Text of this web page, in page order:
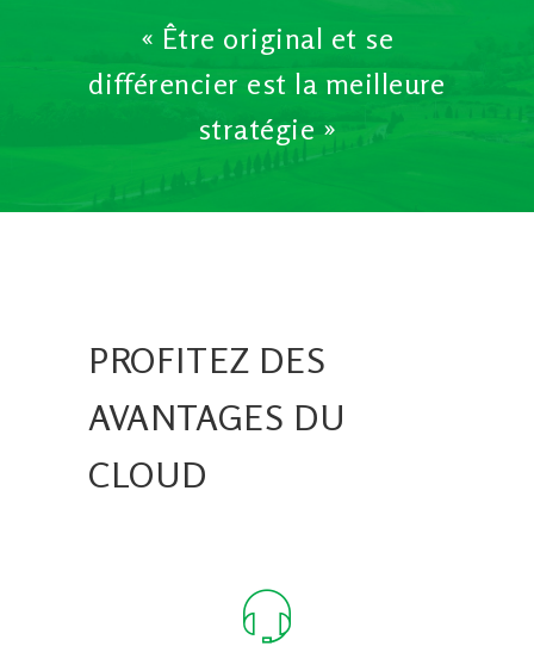
« Être original et se
différencier est la meilleure
stratégie »
PROFITEZ DES
AVANTAGES DU
CLOUD